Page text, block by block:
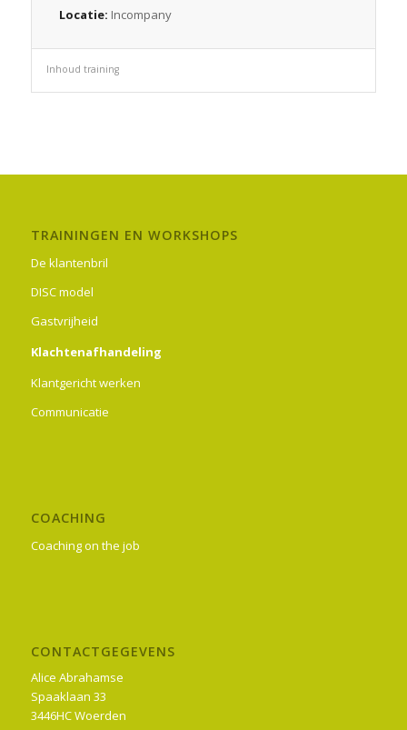
Locatie: Incompany
Inhoud training
TRAININGEN EN WORKSHOPS
De klantenbril
DISC model
Gastvrijheid
Klachtenafhandeling
Klantgericht werken
Communicatie
COACHING
Coaching on the job
CONTACTGEGEVENS
Alice Abrahamse
Spaaklaan 33
3446HC Woerden